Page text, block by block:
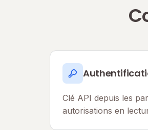
Clé API depuis les
autorisations en